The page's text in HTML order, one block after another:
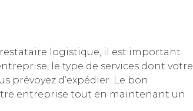
logistique, il est important
le type de services dont votre
prévoyez d’expédier. Le bon
entreprise tout en maintenant un